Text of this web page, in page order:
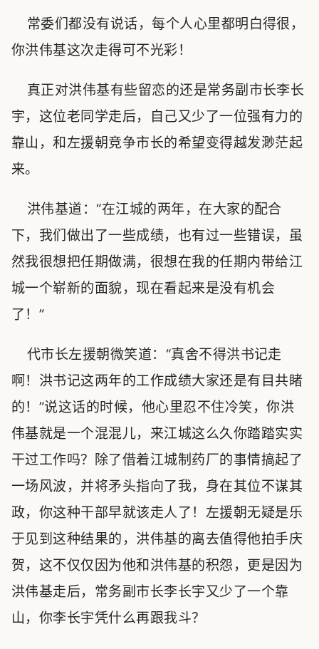
常委们都没有说话，每个人心里都明白得很，
你洪伟基这次走得可不光彩！
真正对洪伟基有些留恋的还是常务副市长李长
宇，这位老同学走后，自己又少了一位强有力的
靠山，和左援朝竞争市长的希望变得越发渺茫起
来。
洪伟基道：“在江城的两年，在大家的配合
下，我们做出了一些成绩，也有过一些错误，虽
然我很想把任期做满，很想在我的任期内带给江
城一个崭新的面貌，现在看起来是没有机会
了！”
代市长左援朝微笑道：“真舍不得洪书记走
啊！洪书记这两年的工作成绩大家还是有目共睹
的！”说这话的时候，他心里忍不住冷笑，你洪
伟基就是一个混混儿，来江城这么久你踏踏实实
干过工作吗？除了借着江城制药厂的事情搞起了
一场风波，并将矛头指向了我，身在其位不谋其
政，你这种干部早就该走人了！左援朝无疑是乐
于见到这种结果的，洪伟基的离去值得他拍手庆
贺，这不仅仅因为他和洪伟基的积怨，更是因为
洪伟基走后，常务副市长李长宇又少了一个靠
山，你李长宇凭什么再跟我斗？